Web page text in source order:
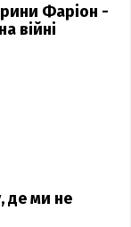
Фаріон -
війні
де ми не